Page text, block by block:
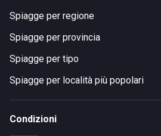
Spiagge per regione
Spiagge per provincia
Spiagge per tipo
Spiagge per località più popolari
Condizioni